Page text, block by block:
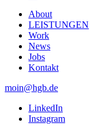
About
LEISTUNGEN
Work
News
Jobs
Kontakt
moin@hgb.de
LinkedIn
Instagram